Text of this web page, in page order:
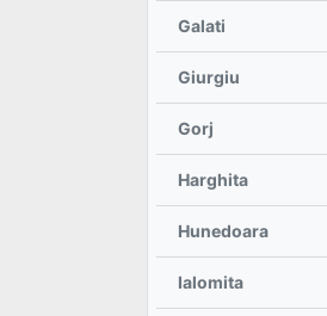
Galati
Giurgiu
Gorj
Harghita
Hunedoara
Ialomita